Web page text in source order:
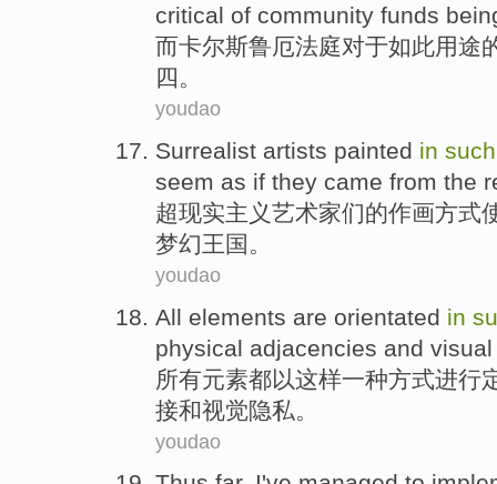
critical of community funds
而卡尔斯鲁厄法庭对于如此用途
四。
youdao
Surrealist artists painted in
seem as if they came from the
超现实主义艺术家们的作画方式
梦幻王国 。
youdao
All elements are orientated in
physical adjacencies and visual
所有元素都以这样一种方式进行
接和视觉隐私 。
youdao